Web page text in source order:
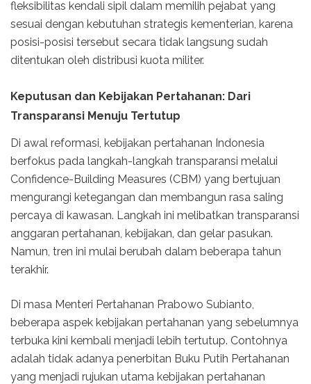
fleksibilitas kendali sipil dalam memilih pejabat yang
sesuai dengan kebutuhan strategis kementerian, karena
posisi-posisi tersebut secara tidak langsung sudah
ditentukan oleh distribusi kuota militer.
Keputusan dan Kebijakan Pertahanan: Dari
Transparansi Menuju Tertutup
Di awal reformasi, kebijakan pertahanan Indonesia
berfokus pada langkah-langkah transparansi melalui
Confidence-Building Measures (CBM) yang bertujuan
mengurangi ketegangan dan membangun rasa saling
percaya di kawasan. Langkah ini melibatkan transparansi
anggaran pertahanan, kebijakan, dan gelar pasukan.
Namun, tren ini mulai berubah dalam beberapa tahun
terakhir.
Di masa Menteri Pertahanan Prabowo Subianto,
beberapa aspek kebijakan pertahanan yang sebelumnya
terbuka kini kembali menjadi lebih tertutup. Contohnya
adalah tidak adanya penerbitan Buku Putih Pertahanan
yang menjadi rujukan utama kebijakan pertahanan